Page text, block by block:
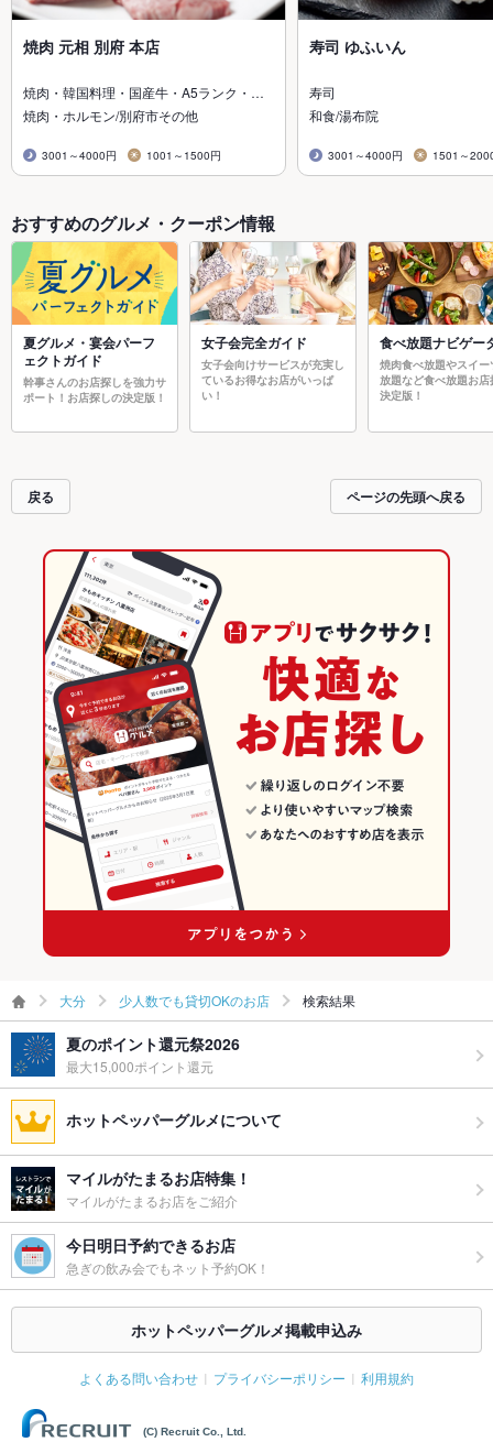
焼肉 元相 別府 本店
焼肉・韓国料理・国産牛・A5ランク・…
焼肉・ホルモン/別府市その他
3001～4000円 1001～1500円
寿司 ゆふいん
寿司
和食/湯布院
3001～4000円 1501～
おすすめのグルメ・クーポン情報
夏グルメ・宴会パーフ
ェクトガイド
幹事さんのお店探しを強力サ
ポート！お店探しの決定版！
女子会完全ガイド
女子会向けサービスが充実し
ているお得なお店がいっぱ
い！
食べ放題ナビゲー
焼肉食べ放題やスイー
放題など食べ放題お店
決定版！
戻る ページの先頭へ戻る
大分 少人数でも貸切OKのお店 検索結果
夏のポイント還元祭2026
最大15,000ポイント還元
ホットペッパーグルメについて
マイルがたまるお店特集！
マイルがたまるお店をご紹介
今日明日予約できるお店
急ぎの飲み会でもネット予約OK！
ホットペッパーグルメ掲載申込み
よくある問い合わせ プライバシーポリシー 利用規約
(C) Recruit Co., Ltd.